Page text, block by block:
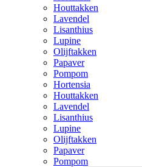
Houttakken
Lavendel
Lisanthius
Lupine
Olijftakken
Papaver
Pompom
Hortensia
Houttakken
Lavendel
Lisanthius
Lupine
Olijftakken
Papaver
Pompom